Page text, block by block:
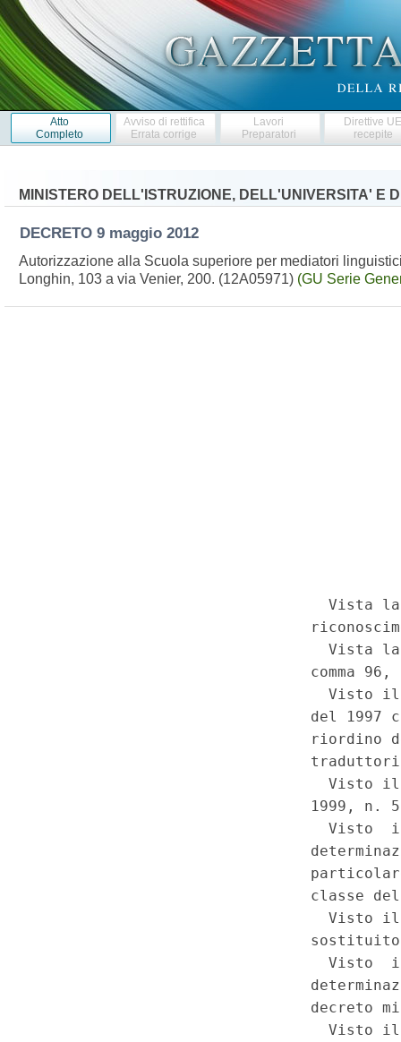
Atto
Completo
Avviso di rettifica
Errata corrige
Lavori
Preparatori
Direttive
recepite
MINISTERO DELL'ISTRUZIONE, DELL'UNIVERSITA' E
DECRETO 9 maggio 2012
Autorizzazione alla Scuola superiore per mediatori
Longhin, 103 a via Venier, 200. (12A05971) (GU Serie